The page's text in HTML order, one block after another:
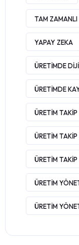
TAM ZAMANLI
YAPAY ZEKA
ÜRETIMDE
ÜRETIMDE
ÜRETIM
ÜRETIM TAKIP
ÜRETIM
ÜRETIM
ÜRETIM